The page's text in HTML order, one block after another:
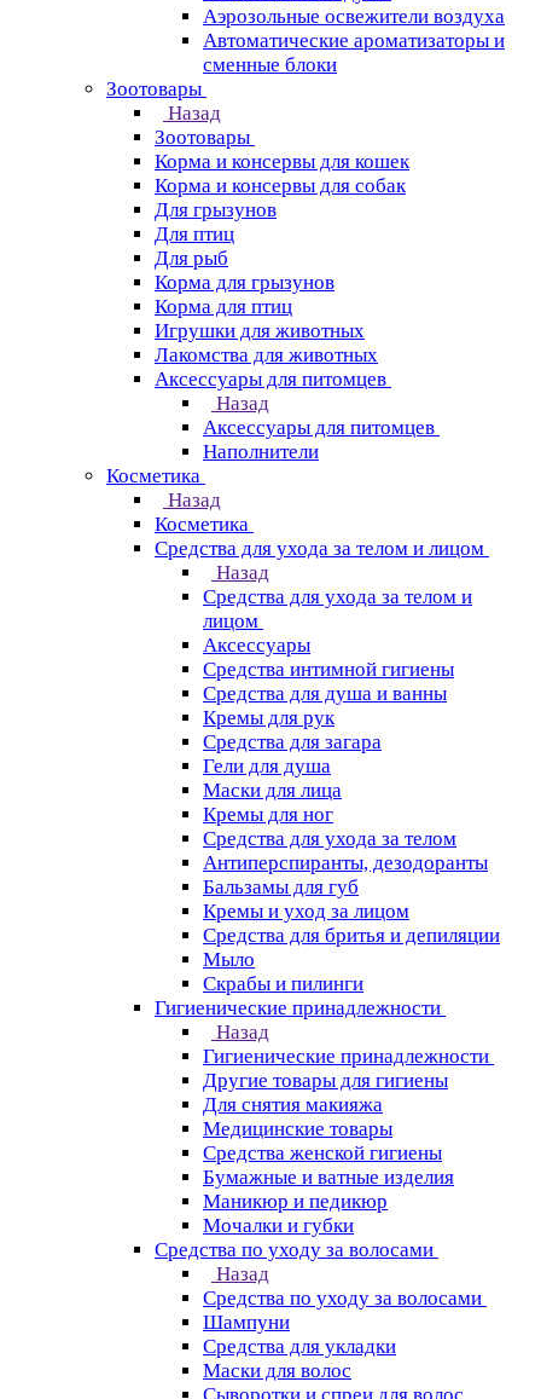
Аэрозольные освежители воздуха
Автоматические ароматизаторы и
сменные блоки
Зоотовары
Назад
Зоотовары
Корма и консервы для кошек
Корма и консервы для собак
Для грызунов
Для птиц
Для рыб
Корма для грызунов
Корма для птиц
Игрушки для животных
Лакомства для животных
Аксессуары для питомцев
Назад
Аксессуары для питомцев
Наполнители
Косметика
Назад
Косметика
Средства для ухода за телом и лицом
Назад
Средства для ухода за телом и
лицом
Аксессуары
Средства интимной гигиены
Средства для душа и ванны
Кремы для рук
Средства для загара
Гели для душа
Маски для лица
Кремы для ног
Средства для ухода за телом
Антиперспиранты, дезодоранты
Бальзамы для губ
Кремы и уход за лицом
Средства для бритья и депиляции
Мыло
Скрабы и пилинги
Гигиенические принадлежности
Назад
Гигиенические принадлежности
Другие товары для гигиены
Для снятия макияжа
Медицинские товары
Средства женской гигиены
Бумажные и ватные изделия
Маникюр и педикюр
Мочалки и губки
Средства по уходу за волосами
Назад
Средства по уходу за волосами
Шампуни
Средства для укладки
Маски для волос